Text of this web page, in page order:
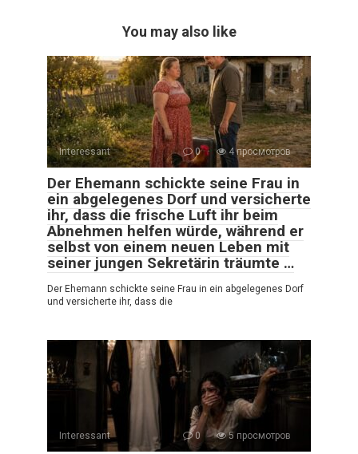
You may also like
Interessant 0 4 просмотров
Der Ehemann schickte seine Frau in
ein abgelegenes Dorf und versicherte
ihr, dass die frische Luft ihr beim
Abnehmen helfen würde, während er
selbst von einem neuen Leben mit
seiner jungen Sekretärin träumte …
Der Ehemann schickte seine Frau in ein abgelegenes Dorf
und versicherte ihr, dass die
Interessant 0 5 просмотров